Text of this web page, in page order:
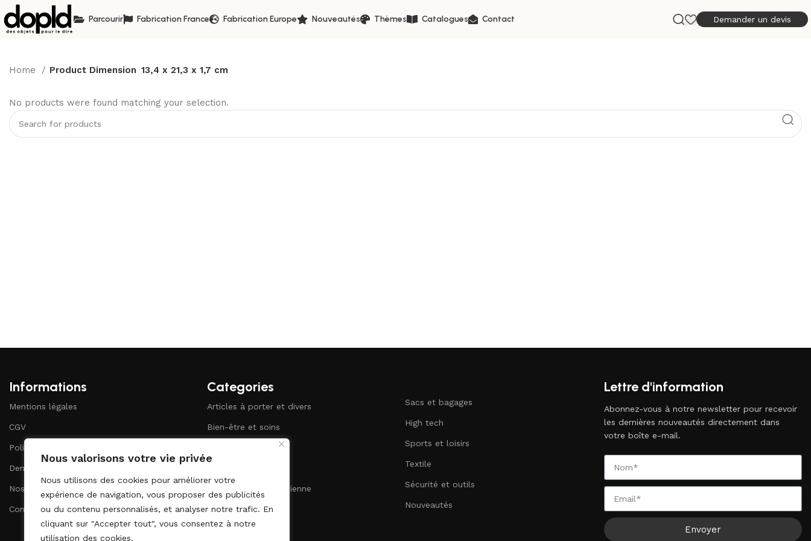
Nous valorisons votre vie privée
Nous utilisons des cookies pour améliorer votre
expérience de navigation, vous proposer des publicités
ou du contenu personnalisés, et analyser notre trafic. En
cliquant sur "Accepter tout", vous consentez à notre
utilisation des cookies.
Parcourir Fabrication France Fabrication Europe Nouveautés Thèmes Catalogues Contact Demander un devis
Home Product Dimension 13,4 x 21,3 x 1,7 cm
No products were found matching your selection.
Informations
Mentions légales
CGV
Politique de confidentialité
Demander un devis
Nos catalogues
Contact
Categories
Articles à porter et divers
Bien-être et soins
Bureau et papeterie
Maison et vie quotidienne
Sacs et bagages
High tech
Sports et loisirs
Textile
Sécurité et outils
Nouveautés
Lettre d'information
Abonnez-vous à notre newsletter pour recevoir
les dernières nouveautés directement dans
votre boîte e-mail.
Envoyer